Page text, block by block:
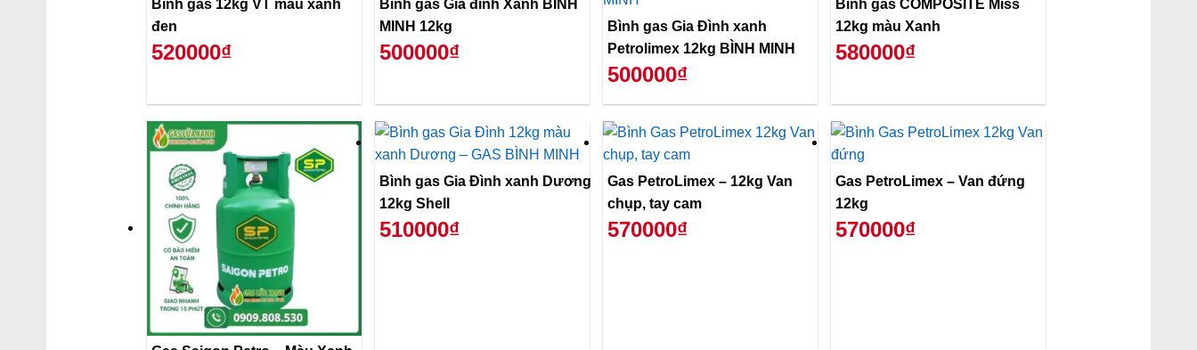
Bình gas 12kg VT màu xanh
đen
520000₫
Bình gas Gia đình Xanh BÌNH
MINH 12kg
500000₫
Bình gas Gia Đình xanh
Petrolimex 12kg BÌNH MINH
500000₫
Bình gas COMPOSITE Miss
12kg màu Xanh
580000₫
Bình gas Gia Đình xanh Dương
12kg Shell
510000₫
Gas PetroLimex – 12kg Van
chụp, tay cam
570000₫
Gas PetroLimex – Van đứng
12kg
570000₫